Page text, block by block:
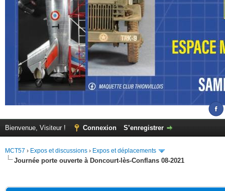
Bienvenue, Visiteur ! Connexion S’enregistrer
MCT57 › Expos et discussions › Expos et déplacements
Journée porte ouverte à Doncourt-lès-Conflans 08-2021